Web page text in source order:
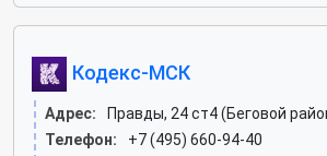
Кодекс-МСК
Адрес:
Правды, 24 ст4 (Беговой
Телефон:
+7 (495) 660-94-40